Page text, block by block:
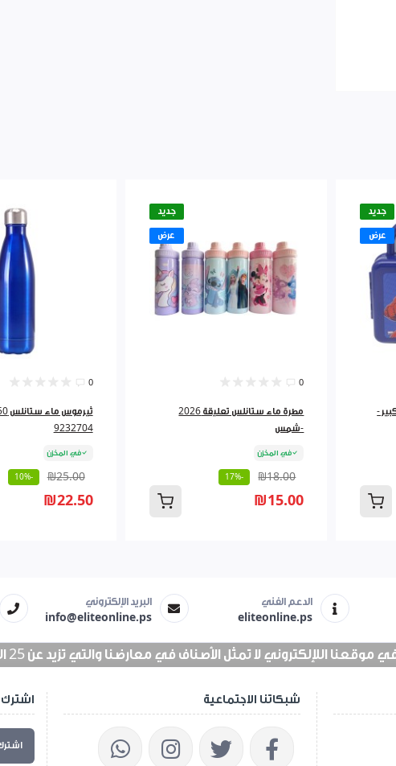
جديد
عرض
-
جديد
عرض
0
مطرة ماء ستانلس تعليقة 2026
-شمس
في المخزن
₪18.00
-17%
₪15.00
0
9232704
في المخزن
₪25.00
-10%
₪22.50
الدعم الفني
eliteonline.ps
البريد الإلكتروني
info@eliteonline.ps
اللإلكتروني لا تمثل الأصناف في معارضنا والتي تزيد عن 25 الف منتج
شبكاتنا الاجتماعية